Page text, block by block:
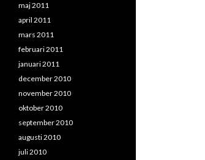
maj 2011
april 2011
mars 2011
februari 2011
januari 2011
december 2010
november 2010
oktober 2010
september 2010
augusti 2010
juli 2010